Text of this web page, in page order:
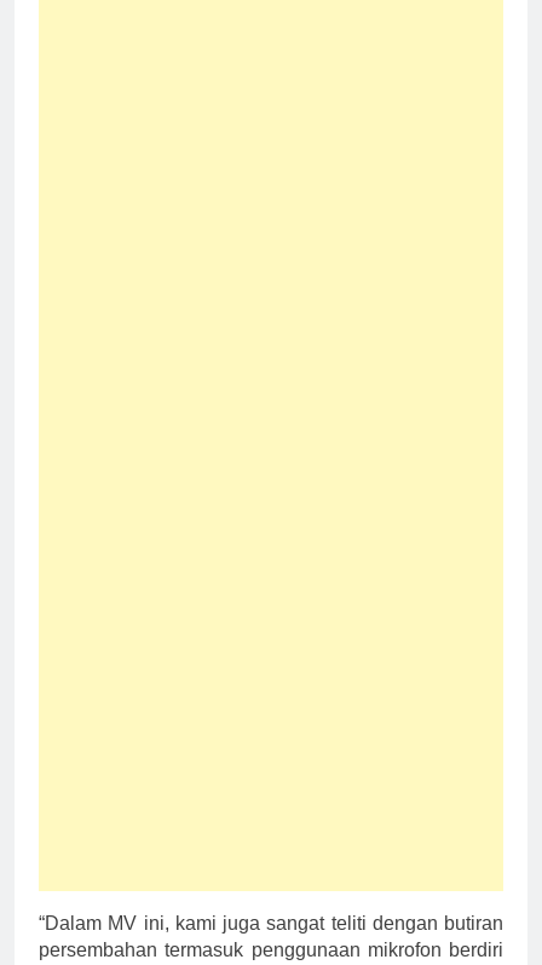
“Dalam MV ini, kami juga sangat teliti dengan butiran
persembahan termasuk penggunaan mikrofon berdiri